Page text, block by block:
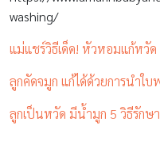
washing/
แม่แชร์วิธีเด็ด! หัวหอมแก้หวัด
ลูกคัดจมูก แก้ได้ด้วยการนำใ
ลูกเป็นหวัด มีน้ำมูก 5 วิธีรักษ